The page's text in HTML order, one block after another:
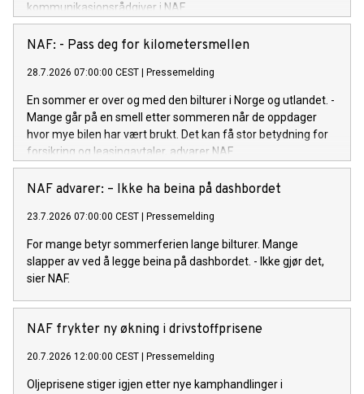
kommunikasjonsrådgiver i NAF.
NAF: - Pass deg for kilometersmellen
28.7.2026 07:00:00 CEST Pressemelding
En sommer er over og med den bilturer i Norge og utlandet. -
Mange går på en smell etter sommeren når de oppdager
hvor mye bilen har vært brukt. Det kan få stor betydning for
forsikring og leasingavtaler, advarer NAF.
NAF advarer: – Ikke ha beina på dashbordet
23.7.2026 07:00:00 CEST Pressemelding
For mange betyr sommerferien lange bilturer. Mange
slapper av ved å legge beina på dashbordet. - Ikke gjør det,
sier NAF.
NAF frykter ny økning i drivstoffprisene
20.7.2026 12:00:00 CEST Pressemelding
Oljeprisene stiger igjen etter nye kamphandlinger i